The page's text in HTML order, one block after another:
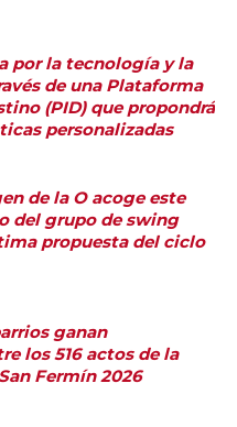
por la tecnología y la
de una Plataforma
(PID) que propondrá
personalizadas
de la O acoge este
del grupo de swing
propuesta del ciclo
ganan
los 516 actos de la
Fermín 2026